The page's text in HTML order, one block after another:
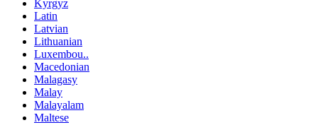
Kyrgyz
Latin
Latvian
Lithuanian
Luxembou..
Macedonian
Malagasy
Malay
Malayalam
Maltese